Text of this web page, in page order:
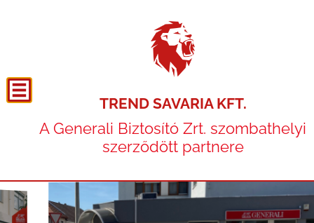
TREND SAVARIA KFT.
A Generali Biztosító Zrt. szombathelyi
szerződött partnere